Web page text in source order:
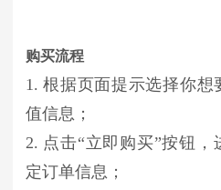
购买流程
1. 根据页面提示选择你
值信息；
2. 点击“立即购买”按钮
定订单信息；